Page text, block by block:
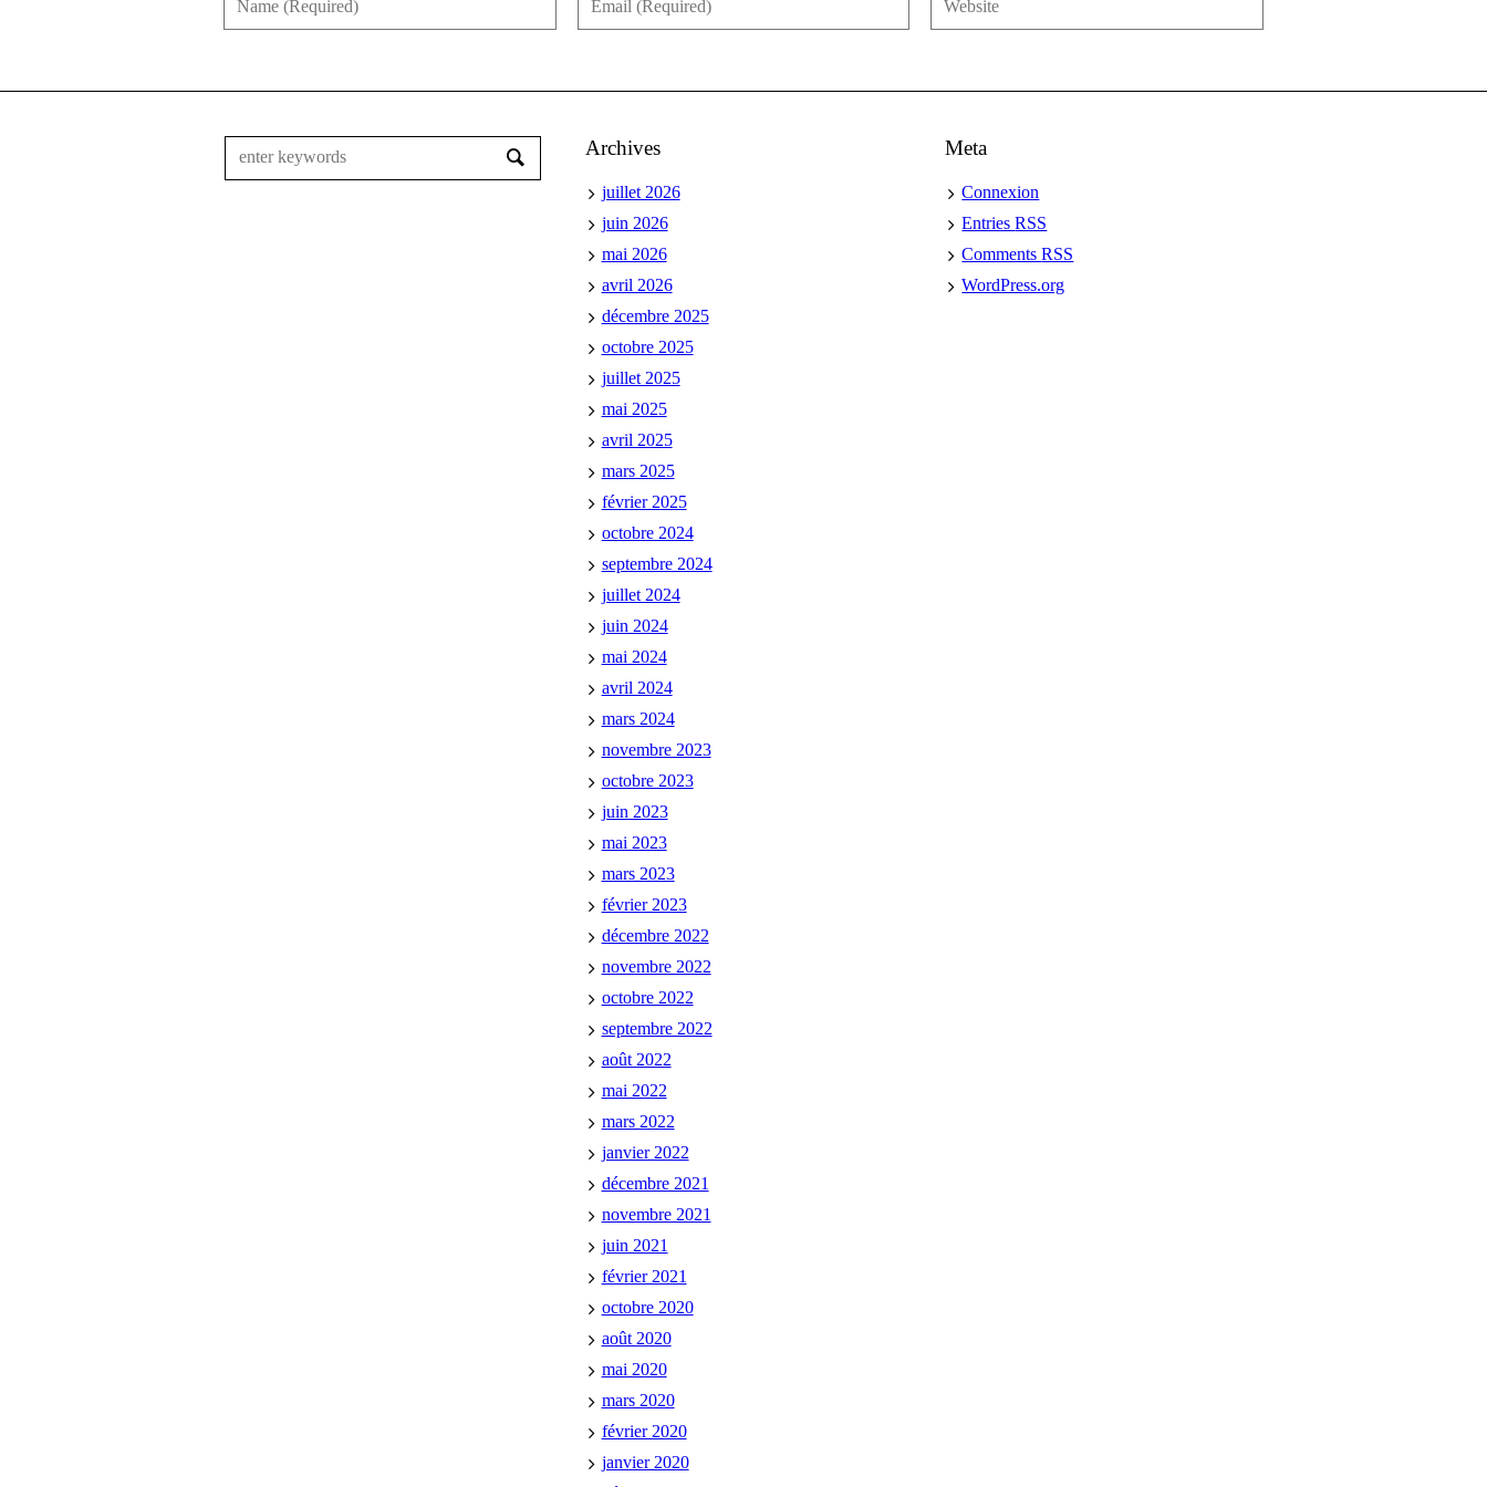
Archives
juillet 2026
juin 2026
mai 2026
avril 2026
décembre 2025
octobre 2025
juillet 2025
mai 2025
avril 2025
mars 2025
février 2025
octobre 2024
septembre 2024
juillet 2024
juin 2024
mai 2024
avril 2024
mars 2024
novembre 2023
octobre 2023
juin 2023
mai 2023
mars 2023
février 2023
décembre 2022
novembre 2022
octobre 2022
septembre 2022
août 2022
mai 2022
mars 2022
janvier 2022
décembre 2021
novembre 2021
juin 2021
février 2021
octobre 2020
août 2020
mai 2020
mars 2020
février 2020
janvier 2020
Meta
Connexion
EntriesRSS
CommentsRSS
WordPress.org